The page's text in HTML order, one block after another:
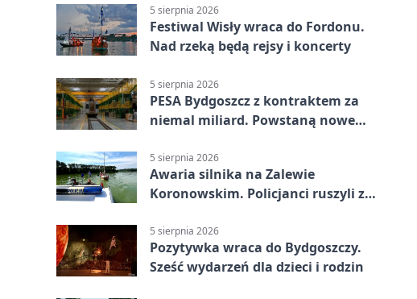
5 sierpnia 2026
Festiwal Wisły wraca do Fordonu.
Nad rzeką będą rejsy i koncerty
5 sierpnia 2026
PESA Bydgoszcz z kontraktem za
niemal miliard. Powstaną nowe
5 sierpnia 2026
Awaria silnika na Zalewie
Koronowskim. Policjanci ruszyli z
5 sierpnia 2026
Pozytywka wraca do Bydgoszczy.
Sześć wydarzeń dla dzieci i rodzin